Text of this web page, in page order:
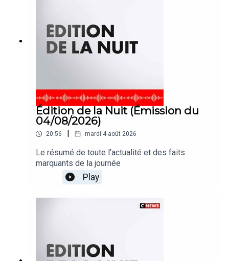
Édition de la Nuit (Émission du
04/08/2026)
20:56 | mardi 4 août 2026
Le résumé de toute l'actualité et des faits
marquants de la journée
Play